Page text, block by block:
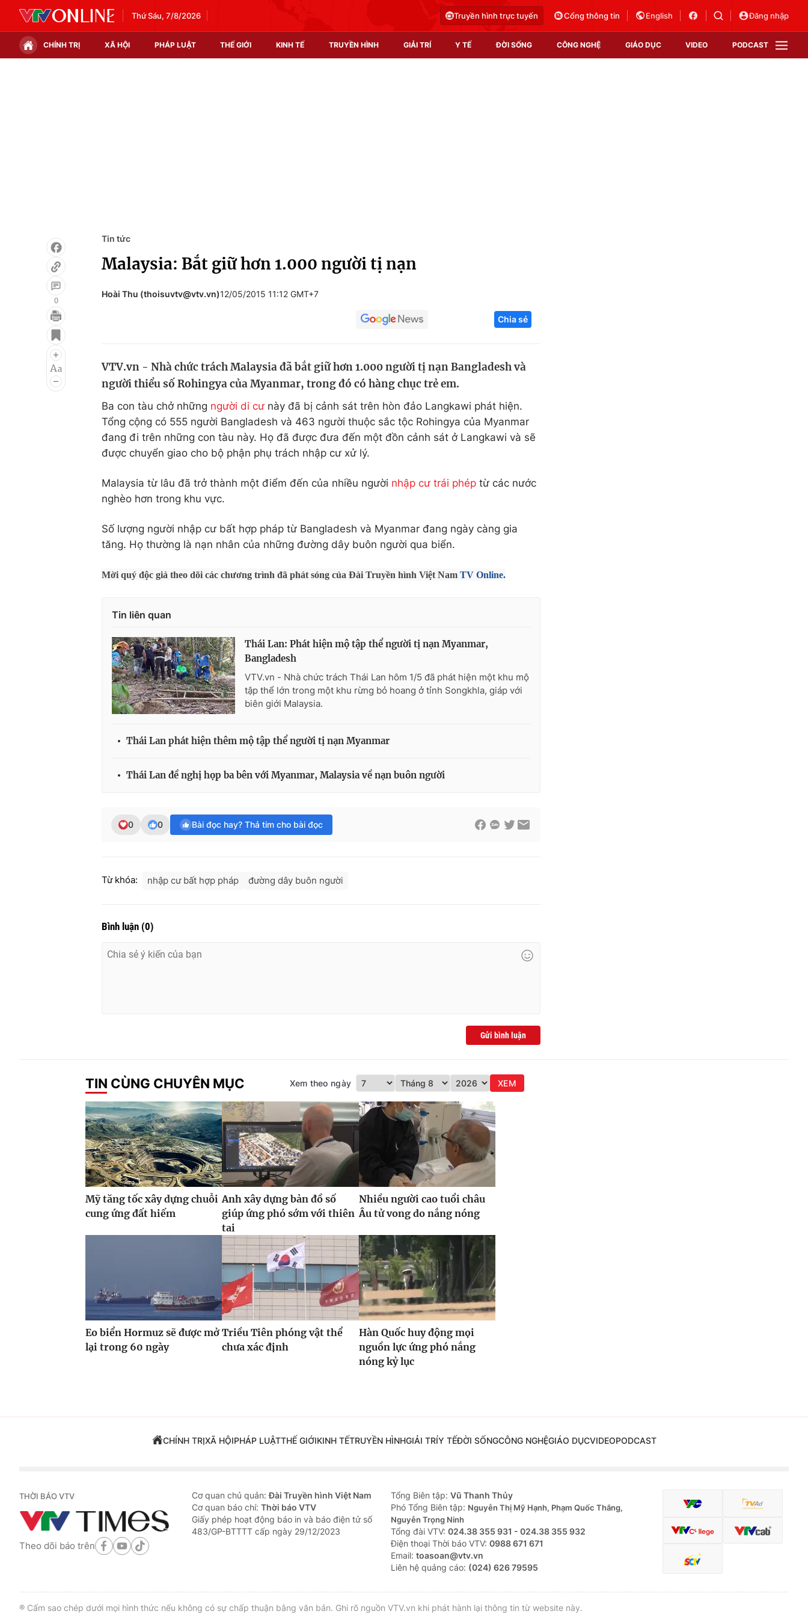
Thứ Sáu, 7/8/2026 Truyền hình trực tuyến Cổng thông tin English Đăng nhập
CHÍNH TRỊ XÃ HỘI PHÁP LUẬT THẾ GIỚI KINH TẾ TRUYỀN HÌNH GIẢI TRÍ Y TẾ ĐỜI SỐNG CÔNG NGHỆ GIÁO DỤC VIDEO PODCAST
Điện ảnh
Âm nhạc
Làm đẹp
Học trực tuyến
Công nghệ
Sản phẩm
Tư vấn
0
Tin tức
Malaysia: Bắt giữ hơn 1.000 người tị nạn
Hoài Thu (thoisuvtv@vtv.vn)12/05/2015 11:12 GMT+7
Chia sẻ
VTV.vn - Nhà chức trách Malaysia đã bắt giữ hơn 1.000 người tị nạn Bangladesh và
người thiểu số Rohingya của Myanmar, trong đó có hàng chục trẻ em.
Ba con tàu chở những người di cư này đã bị cảnh sát trên hòn đảo Langkawi phát hiện.
Tổng cộng có 555 người Bangladesh và 463 người thuộc sắc tộc Rohingya của Myanmar
đang đi trên những con tàu này. Họ đã được đưa đến một đồn cảnh sát ở Langkawi và sẽ
được chuyển giao cho bộ phận phụ trách nhập cư xử lý.
Malaysia từ lâu đã trở thành một điểm đến của nhiều người nhập cư trái phép từ các nước
nghèo hơn trong khu vực.
Số lượng người nhập cư bất hợp pháp từ Bangladesh và Myanmar đang ngày càng gia
tăng. Họ thường là nạn nhân của những đường dây buôn người qua biển.
Mời quý độc giả theo dõi các chương trình đã phát sóng của Đài Truyền hình Việt Nam TV Online.
Tin liên quan
Thái Lan: Phát hiện mộ tập thể người tị nạn Myanmar,
Bangladesh
VTV.vn - Nhà chức trách Thái Lan hôm 1/5 đã phát hiện một khu mộ
tập thể lớn trong một khu rừng bỏ hoang ở tỉnh Songkhla, giáp với
biên giới Malaysia.
Thái Lan phát hiện thêm mộ tập thể người tị nạn Myanmar
Thái Lan đề nghị họp ba bên với Myanmar, Malaysia về nạn buôn người
0 0 Bài đọc hay? Thả tim cho bài đọc
Từ khóa: nhập cư bất hợp pháp đường dây buôn người
Bình luận (0)
Gửi bình luận
TIN CÙNG CHUYÊN MỤC Xem theo ngày XEM
Mỹ tăng tốc xây dựng chuỗi
cung ứng đất hiếm
Anh xây dựng bản đồ số
giúp ứng phó sớm với thiên
tai
Nhiều người cao tuổi châu
Âu tử vong do nắng nóng
Eo biển Hormuz sẽ được mở
lại trong 60 ngày
Triều Tiên phóng vật thể
chưa xác định
Hàn Quốc huy động mọi
nguồn lực ứng phó nắng
nóng kỷ lục
CHÍNH TRỊXÃ HỘIPHÁP LUẬTTHẾ GIỚIKINH TẾTRUYỀN HÌNHGIẢI TRÍY TẾĐỜI SỐNGCÔNG NGHỆGIÁO DỤCVIDEOPODCAST
THỜI BÁO VTV
Theo dõi báo trên
Cơ quan chủ quản:Đài Truyền hình Việt Nam
Cơ quan báo chí: Thời báo VTV
Giấy phép hoạt động báo in và báo điện tử số
483/GP-BTTTT cấp ngày 29/12/2023
Tổng Biên tập: Vũ Thanh Thủy
Phó Tổng Biên tập: Nguyễn Thị Mỹ Hạnh, Phạm Quốc Thắng,
Nguyễn Trọng Ninh
Tổng đài VTV: 024.38 355 931 - 024.38 355 932
Ðiện thoại Thời báo VTV: 0988 671 671
Email: toasoan@vtv.vn
Liên hệ quảng cáo: (024) 626 79595
® Cấm sao chép dưới mọi hình thức nếu không có sự chấp thuận bằng văn bản. Ghi rõ nguồn VTV.vn khi phát hành lại thông tin từ website này.